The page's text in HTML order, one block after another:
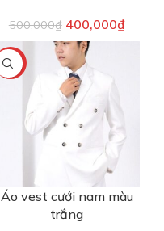
500,000₫ 400,000₫
-20%
Áo vest cưới nam màu
trắng